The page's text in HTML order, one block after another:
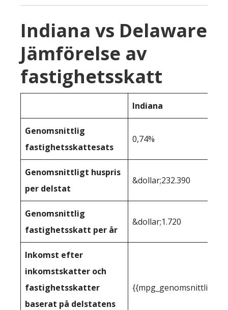
Indiana vs Delaware
Jämförelse av
fastighetsskatt
Indiana
Genomsnittlig
fastighetsskattesats
0,74%
Genomsnittligt huspris
per delstat
&dollar;232.390
Genomsnittlig
fastighetsskatt per år
&dollar;1.720
Inkomst efter
inkomstskatter och
fastighetsskatter
baserat på delstatens